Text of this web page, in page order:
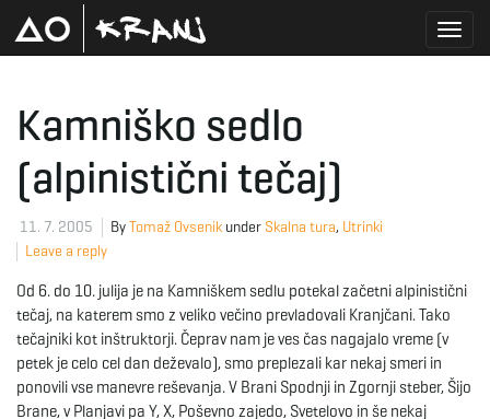
Kamniško sedlo
(alpinistični tečaj)
11. 7. 2005 ByTomaž Ovsenik under Skalna tura, Utrinki
Leave a reply
Od 6. do 10. julija je na Kamniškem sedlu potekal začetni alpinistični
tečaj, na katerem smo z veliko večino prevladovali Kranjčani. Tako
tečajniki kot inštruktorji. Čeprav nam je ves čas nagajalo vreme (v
petek je celo cel dan deževalo), smo preplezali kar nekaj smeri in
ponovili vse manevre reševanja. V Brani Spodnji in Zgornji steber, Šijo
Brane, v Planjavi pa Y, X, Poševno zajedo, Svetelovo in še nekaj